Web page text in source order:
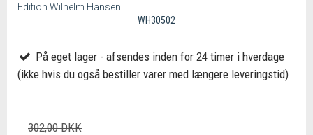
Edition Wilhelm Hansen
WH30502
På eget lager - afsendes inden for 24 timer i hverdage
(ikke hvis du også bestiller varer med længere leveringstid)
302,00 DKK